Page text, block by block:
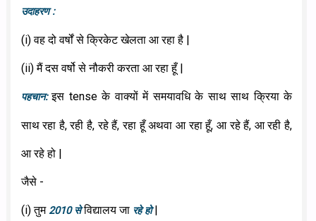
उदाहरण :
(i) वह दो वर्षों से क्रिकेट खेलता आ रहा है |
(ii) मैं दस वर्षो से नौकरी करता आ रहा हूँ |
पहचान:इस tense के वाक्यों में समयावधि के साथ साथ क्रिया के
साथ रहा है, रही है, रहे हैं, रहा हूँ अथवा आ रहा हूँ, आ रहे हैं, आ रही है,
आ रहे हो |
जैसे -
(i) तुम2010 सेविद्यालय जा रहे हो|